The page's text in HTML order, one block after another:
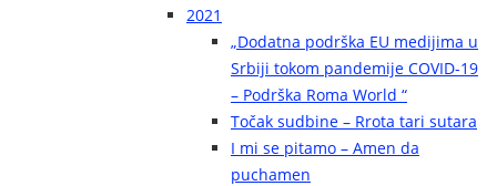
2021
„Dodatna podrška EU medijima u
Srbiji tokom pandemije COVID-19
– Podrška Roma World “
Točak sudbine – Rrota tari sutara
I mi se pitamo – Amen da
puchamen